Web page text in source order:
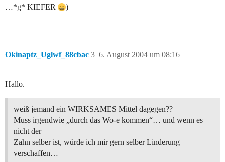
…*g* KIEFER )
Okinaptz_Uglwf_88cbac 6. August 2004 um 08:16
3
Hallo.
weiß jemand ein WIRKSAMES Mittel dagegen??
Muss irgendwie „durch das Wo-e kommen“… und wenn es
nicht der
Zahn selber ist, würde ich mir gern selber Linderung
verschaffen…